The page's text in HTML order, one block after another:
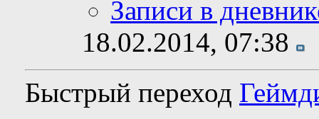
Записи в
18.02.2014, 07:38
Быстрый переход